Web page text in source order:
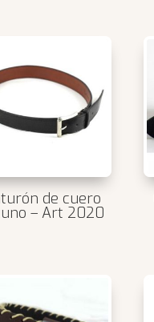
de cuero
– Art 2020